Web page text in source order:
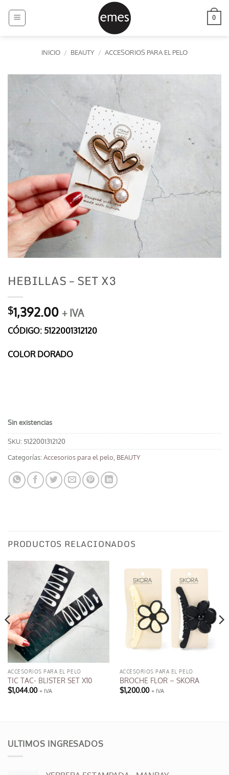
0
INICIO / BEAUTY / ACCESORIOS PARA EL PELO
HEBILLAS – SET X3
$1,392.00 + IVA
CÓDIGO: 5122001312120
COLOR DORADO
Sin existencias
SKU: 5122001312120
Categorías:Accesorios para el pelo BEAUTY
PRODUCTOS RELACIONADOS
ACCESORIOS PARA EL PELO
TIC TAC- BLISTER SET X10
$1,044.00 + IVA
ACCESORIOS PARA EL PELO
BROCHE FLOR – SKORA
$1,200.00 + IVA
ULTIMOS INGRESADOS